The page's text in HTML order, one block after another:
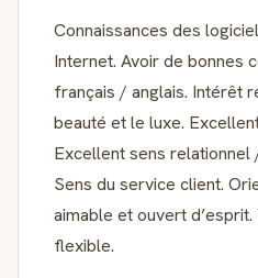
Connaissances des
Internet. Avoir de bonnes
français / anglais. Intérêt
beauté et le luxe.
Excellent sens relationnel
Sens du service client.
aimable et ouvert
flexible.